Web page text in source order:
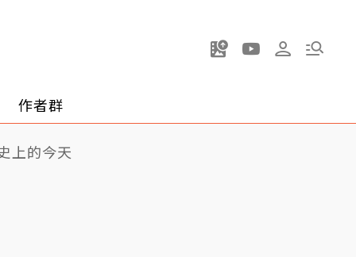
作者群
上的今天